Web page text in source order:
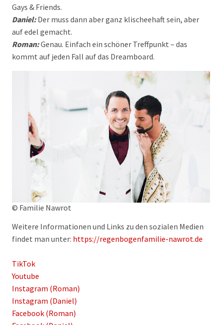
Gays & Friends.
Daniel:Der muss dann aber ganz klischeehaft sein, aber
auf edel gemacht.
Roman:Genau. Einfach ein schöner Treffpunkt – das
kommt auf jeden Fall auf das Dreamboard.
© Familie Nawrot
Weitere Informationen und Links zu den sozialen Medien
findet man unter: https://regenbogenfamilie-nawrot.de
TikTok
Youtube
Instagram (Roman)
Instagram (Daniel)
Facebook (Roman)